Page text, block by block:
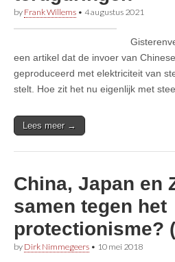
by Frank Willems • 4 augustus 2021
een artikel dat de invoer van
geproduceerd met elektriciteit van
stelt. Hoe zit het nu eigenlijk met
Lees meer →
China, Japan en
samen tegen het
protectionisme?
by Dirk Nimmegeers • 10 mei 2018